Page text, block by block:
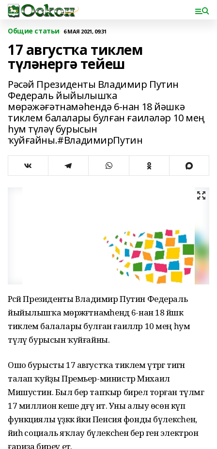
Общие статьи 6 МАЯ 2021, 09:31
17 августҡа тиклем
түләнергә тейеш
Рәсәй Президенты Владимир Путин
Федераль йыйылышҡа
мөрәжәғәтнамәһендә 6-нан 18 йәшкә
тиклем балалары булған ғаиләләр 10 мең
һум түләү бурысын
ҡуйғайны.#ВладимирПутин
Рәсәй Президенты Владимир Путин Федераль
йыйылышҡа мөрәжәғәтнамәһендә 6-нан 18 йәшкә
тиклем балалары булған ғаиләләр 10 мең һум
түләү бурысын ҡуйғайны.
Ошо бурысты 17 августҡа тиклем үтәргә тигән
талап ҡуйҙы Премьер-министр Михаил
Мишустин. Был бер тапҡыр бирелә торған түләмгә
17 миллион кеше дәғүә итә. Уны алыу өсөн күп
функциялы үҙәккә йәки Пенсия фонды бүлексәһенә,
йәиһә социаль яҡлау бүлексәһенә бер генә электрон
ғариза биреү етә.